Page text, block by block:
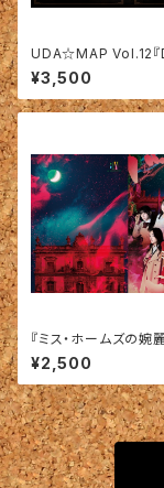
UDA☆MAP Vol.12
Room』DVD【メイキ
3年作品
¥3,500
『ミス・ホームズの婉
貌〜 』【商品：パンフレ
¥2,500